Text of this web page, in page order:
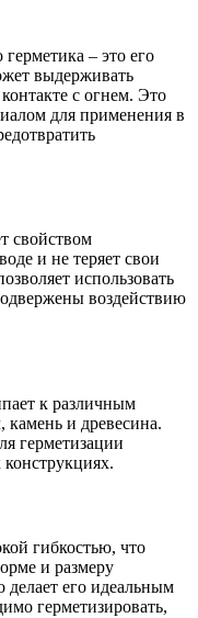
– это его
выдерживать
с огнем. Это
для применения в
свойством
и не теряет свои
использовать
воздействию
к различным
камень и древесина.
герметизации
гибкостью, что
и размеру
делает его идеальным
герметизировать,